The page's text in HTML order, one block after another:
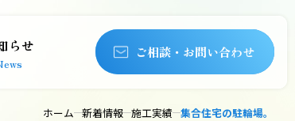
ご相談・お問い合わせ
らせ
ホーム 新着情報 施工実績 集合住宅の駐輪場。